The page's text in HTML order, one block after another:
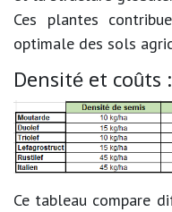
Ces plantes
optimale des sols
Densité et coûts :
Ce tableau compare